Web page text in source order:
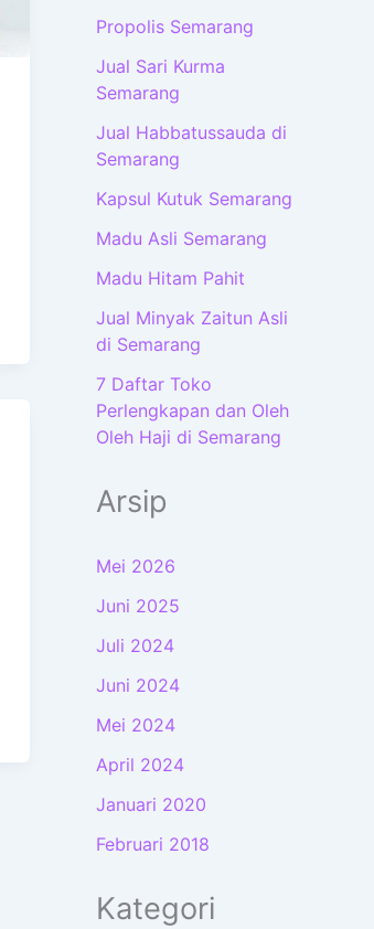
Propolis Semarang
Jual Sari Kurma
Semarang
Jual Habbatussauda di
Semarang
Kapsul Kutuk Semarang
Madu Asli Semarang
Madu Hitam Pahit
Jual Minyak Zaitun Asli
di Semarang
7 Daftar Toko
Perlengkapan dan Oleh
Oleh Haji di Semarang
Arsip
Mei 2026
Juni 2025
Juli 2024
Juni 2024
Mei 2024
April 2024
Januari 2020
Februari 2018
Kategori